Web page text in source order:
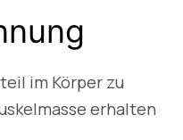
im Körper zu
erhalten